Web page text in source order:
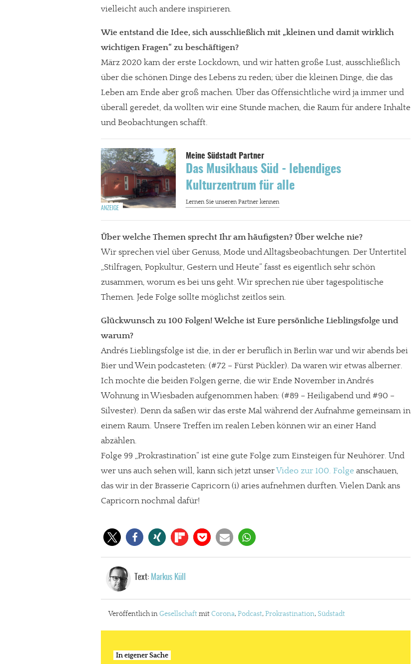
Paypal - danke@meinesuedstadt.de
JETZT SPENDEN Schon erledigt!
vielleicht auch andere inspirieren.
Wie entstand die Idee, sich ausschließlich mit „kleinen und damit wirklich
wichtigen Fragen“ zu beschäftigen?
März 2020 kam der erste Lockdown, und wir hatten große Lust, ausschließlich
über die schönen Dinge des Lebens zu reden; über die kleinen Dinge, die das
Leben am Ende aber groß machen. Über das Offensichtliche wird ja immer und
überall geredet, da wollten wir eine Stunde machen, die Raum für andere Inhalte
und Beobachtungen schafft.
Das Musikhaus Süd - lebendiges
Kulturzentrum für alle
Über welche Themen sprecht Ihr am häufigsten? Über welche nie?
Wir sprechen viel über Genuss, Mode und Alltagsbeobachtungen. Der Untertitel
„Stilfragen, Popkultur, Gestern und Heute“ fasst es eigentlich sehr schön
zusammen, worum es bei uns geht. Wir sprechen nie über tagespolitische
Themen. Jede Folge sollte möglichst zeitlos sein.
Glückwunsch zu 100 Folgen! Welche ist Eure persönliche Lieblingsfolge und
warum?
Andrés Lieblingsfolge ist die, in der er beruflich in Berlin war und wir abends bei
Bier und Wein podcasteten: (#72 – Fürst Pückler). Da waren wir etwas alberner.
Ich mochte die beiden Folgen gerne, die wir Ende November in Andrés
Wohnung in Wiesbaden aufgenommen haben: (#89 – Heiligabend und #90 –
Silvester). Denn da saßen wir das erste Mal während der Aufnahme gemeinsam in
einem Raum. Unsere Treffen im realen Leben können wir an einer Hand
abzählen.
Folge 99 „Prokrastination“ ist eine gute Folge zum Einsteigen für Neuhörer. Und
wer uns auch sehen will, kann sich jetzt unserVideo zur 100. Folge anschauen,
das wir in der Brasserie Capricorn (i) aries aufnehmen durften. Vielen Dank ans
Capricorn nochmal dafür!
Text: Markus Küll
Veröffentlich inGesellschaftmitCorona, Podcast, Prokrastination, Südstadt
In eigener Sache